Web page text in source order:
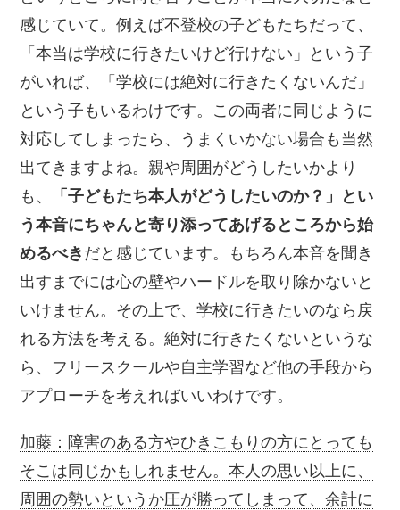
感じていて。例えば不登校の子どもたちだって、
「本当は学校に行きたいけど行けない」という子
がいれば、「学校には絶対に行きたくないんだ」
という子もいるわけです。この両者に同じように
対応してしまったら、うまくいかない場合も当然
出てきますよね。親や周囲がどうしたいかより
も、
「子どもたち本人がどうしたいのか？」とい
う本音にちゃんと寄り添ってあげるところから始
めるべきだと感じています。もちろん本音を聞き
出すまでには心の壁やハードルを取り除かないと
いけません。その上で、学校に行きたいのなら戻
れる方法を考える。絶対に行きたくないというな
ら、フリースクールや自主学習など他の手段から
アプローチを考えればいいわけです。
加藤：障害のある方やひきこもりの方にとっても
そこは同じかもしれません。本人の思い以上に、
周囲の勢いというか圧が勝ってしまって、余計に